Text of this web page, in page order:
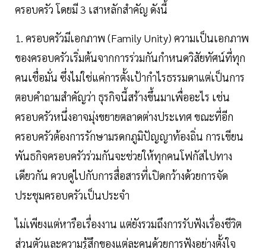
ครอบครัว โดยมี 3 เสาหลักสำคัญ ดังนี้
1. ครอบครัวมีเอกภาพ (Family Unity) ความเป็นเอกภาพ
ของครอบครัวเริ่มต้นจากการร่วมกันกำหนดวิสัยทัศน์ที่ทุก
คนเชื่อมั่น ซึ่งไม่ใช่แค่การตั้งเป้ากำไรธรรมดาแต่เป็นการ
ตอบคำถามสำคัญว่า ธุรกิจนี้สร้างขึ้นมาเพื่ออะไร เช่น
ครอบครัวหนึ่งอาจมุ่งขยายตลาดต่างประเทศ ขณะที่อีก
ครอบครัวต้องการรักษามรดกภูมิปัญญาท้องถิ่น การเขียน
พันธกิจครอบครัวร่วมกันจะช่วยให้ทุกคนโฟกัสไปทาง
เดียวกัน ควบคู่ไปกับการสื่อสารที่เปิดกว้างด้วยการจัด
ประชุมครอบครัวเป็นประจำ
ไม่เพียงแต่หารือเรื่องงาน แต่ยังรวมถึงการรับฟังเรื่องชีวิต
ส่วนตัวและความรู้สึกของแต่ละคนด้วยการฟังอย่างตั้งใจ